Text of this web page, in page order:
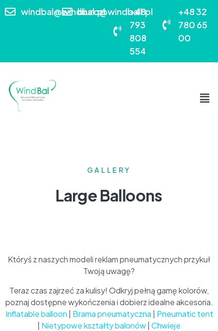
windbal@windbal.plbiuro@windball.pl
+48
793
808
554
+48 32
780 65
00
GALLERY
Large Balloons
Któryś z naszych modeli reklam pneumatycznych przykuł
Twoją uwagę?
Teraz czas zajrzeć za kulisy! Odkryj pełną gamę kolorów,
poznaj dostępne wykończenia i dobierz idealne akcesoria.
Inflatable balloon
Brama pneumatyczna
Pneumatic tent
Nietypowe kształty balonów Chwieje